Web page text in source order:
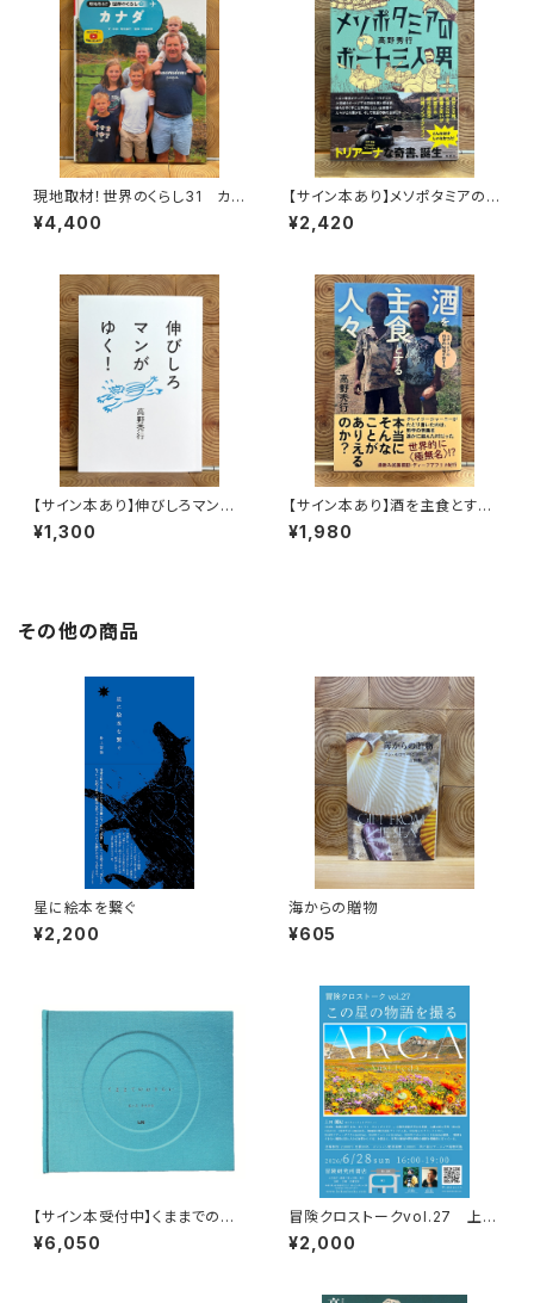
現地取材！世界のくらし31 カナ
ダ
¥4,400
【サイン本あり】メソポタミアの
ボート三人男
¥2,420
【サイン本あり】伸びしろマンが
ゆく！
¥1,300
【サイン本あり】酒を主食とする
人々 エチオピアの科学的秘境
を旅する
¥1,980
その他の商品
星に絵本を繋ぐ
¥2,200
海からの贈物
¥605
【サイン本受付中】くままでのお
さらい〈特装新版〉
¥6,050
冒険クロストークvol.27 上田
優紀「この星の物語を撮る」録画
視聴権
¥2,000